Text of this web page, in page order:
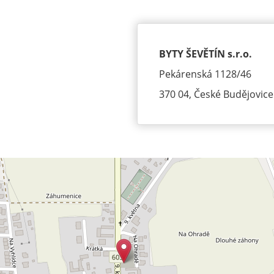
BYTY ŠEVĚTÍN s.r.o.
Pekárenská 1128/46
370 04, České